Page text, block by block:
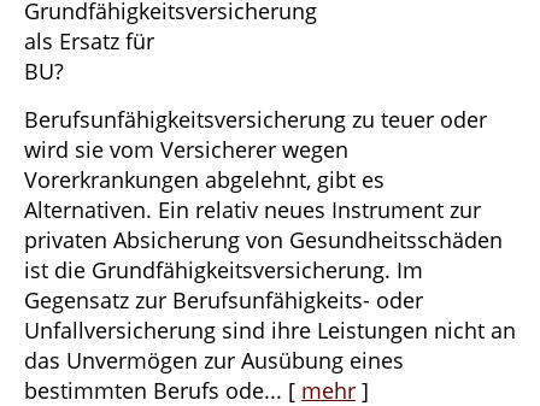
Berufsunfähigkeitsversicherung zu teuer oder
wird sie vom Versicherer wegen
Vorerkrankungen abgelehnt, gibt es
Alternativen. Ein relativ neues Instrument zur
privaten Absicherung von Gesundheitsschäden
ist die Grundfähigkeitsversicherung. Im
Gegensatz zur Berufsunfähigkeits- oder
Unfallversicherung sind ihre Leistungen nicht an
das Unvermögen zur Ausübung eines
bestimmten Berufs ode... [ mehr ]